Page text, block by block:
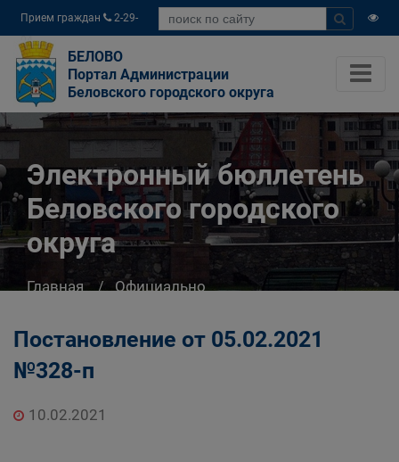
Прием граждан
2-29-
04
БЕЛОВО
Портал Администрации
Беловского городского округа
Электронный бюллетень
Беловского городского
округа
Главная
Официально
Постановление от 05.02.2021
№328-п
10.02.2021